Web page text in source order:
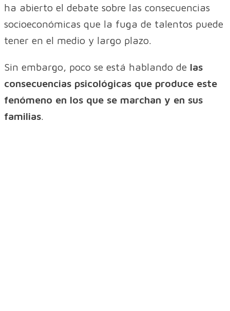
ha abierto el debate sobre las consecuencias
socioeconómicas que la fuga de talentos puede
tener en el medio y largo plazo.
Sin embargo, poco se está hablando de las
consecuencias psicológicas que produce este
fenómeno en los que se marchan y en sus
familias.